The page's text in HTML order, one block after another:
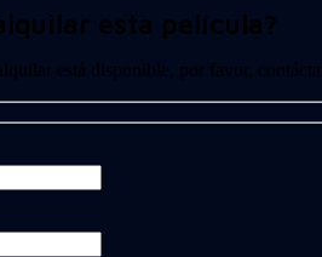
esta película?
está disponible, por favor,